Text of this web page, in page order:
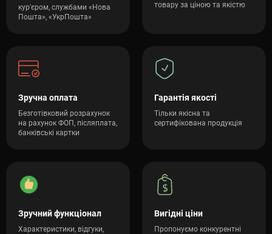
кур'єром, службами «Нова
Пошта», «УкрПошта»
товару за ціною та якістю
Зручна оплата
Безготівковий розрахунок
на рахунок ФОП, післяплата,
банківські картки
Гарантія якості
Тільки якісна та
сертифікована продукція
Зручний функціонал
Характеристики, відгуки,
Вигідні ціни
Пропонуємо конкурентні